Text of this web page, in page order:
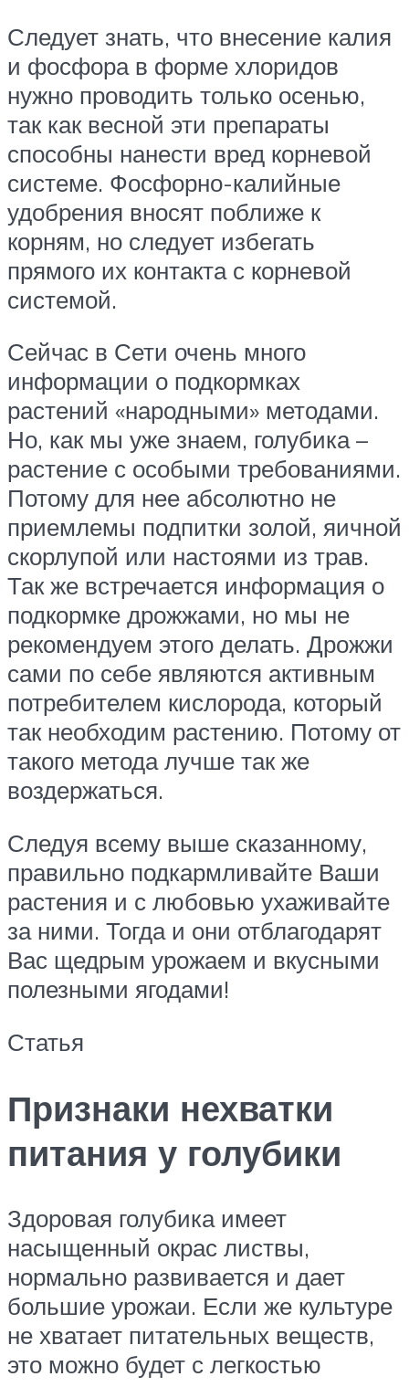
Следует знать, что внесение калия
и фосфора в форме хлоридов
нужно проводить только осенью,
так как весной эти препараты
способны нанести вред корневой
системе. Фосфорно-калийные
удобрения вносят поближе к
корням, но следует избегать
прямого их контакта с корневой
системой.
Сейчас в Сети очень много
информации о подкормках
растений «народными» методами.
Но, как мы уже знаем, голубика –
растение с особыми требованиями.
Потому для нее абсолютно не
приемлемы подпитки золой, яичной
скорлупой или настоями из трав.
Так же встречается информация о
подкормке дрожжами, но мы не
рекомендуем этого делать. Дрожжи
сами по себе являются активным
потребителем кислорода, который
так необходим растению. Потому от
такого метода лучше так же
воздержаться.
Следуя всему выше сказанному,
правильно подкармливайте Ваши
растения и с любовью ухаживайте
за ними. Тогда и они отблагодарят
Вас щедрым урожаем и вкусными
полезными ягодами!
Статья
Признаки нехватки
питания у голубики
Здоровая голубика имеет
насыщенный окрас листвы,
нормально развивается и дает
большие урожаи. Если же культуре
не хватает питательных веществ,
это можно будет с легкостью